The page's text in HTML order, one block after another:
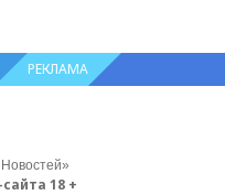
РЕКЛАМА
18 +